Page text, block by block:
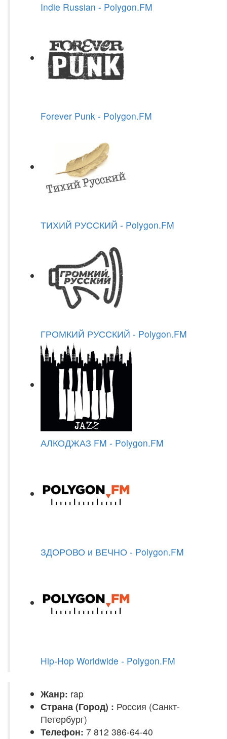
Indie Russian - Polygon.FM
Forever Punk - Polygon.FM
ТИХИЙ РУССКИЙ - Polygon.FM
ГРОМКИЙ РУССКИЙ - Polygon.FM
АЛКОДЖАЗ FM - Polygon.FM
ЗДОРОВО и ВЕЧНО - Polygon.FM
Hip-Hop Worldwide - Polygon.FM
Жанр: rap
Страна (Город) : Россия (Санкт-
Петербург)
Телефон: 7 812 386-64-40